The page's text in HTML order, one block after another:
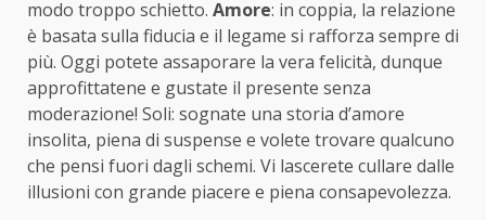
modo troppo schietto. Amore: in coppia, la relazione
è basata sulla fiducia e il legame si rafforza sempre di
più. Oggi potete assaporare la vera felicità, dunque
approfittatene e gustate il presente senza
moderazione! Soli: sognate una storia d’amore
insolita, piena di suspense e volete trovare qualcuno
che pensi fuori dagli schemi. Vi lascerete cullare dalle
illusioni con grande piacere e piena consapevolezza.